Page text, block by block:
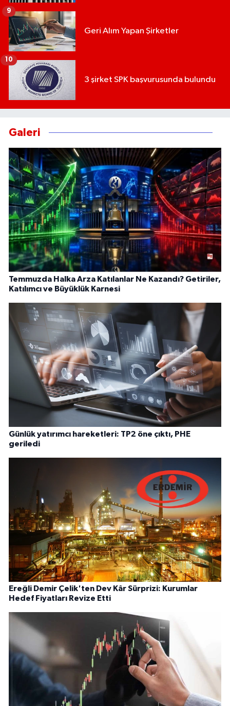
Geri Alım Yapan Şirketler
9
3 şirket SPK başvurusunda bulundu
10
Galeri
Temmuzda Halka Arza Katılanlar Ne Kazandı? Getiriler,
Katılımcı ve Büyüklük Karnesi
Günlük yatırımcı hareketleri: TP2 öne çıktı, PHE
geriledi
Ereğli Demir Çelik'ten Dev Kâr Sürprizi: Kurumlar
Hedef Fiyatları Revize Etti